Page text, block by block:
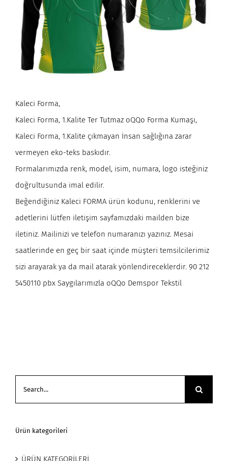
Kaleci Forma,
Kaleci Forma, 1.Kalite Ter Tutmaz oQQo Forma Kumaşı,
Kaleci Forma, 1.Kalite çıkmayan İnsan sağlığına zarar
vermeyen eko-teks baskıdır.
Formalarımızda renk, model, isim, numara, logo isteğiniz
doğrultusunda imal edilir.
Beğendiğiniz Kaleci FORMA ürün kodunu, renklerini ve
adetlerini lütfen iletişim sayfamızdaki mailden bize
iletiniz. Mailinizi ve telefon numaranızı yazınız. Mesai
saatlerinde en geç bir saat içinde müşteri temsilcilerimiz
sizi arayarak ya da mail atarak yönlendireceklerdir. 90 212
5450110 pbx Saygılarımızla oQQo Demspor Tekstil
Ürün kategorileri
ÜRÜN KATEGORİLERİ